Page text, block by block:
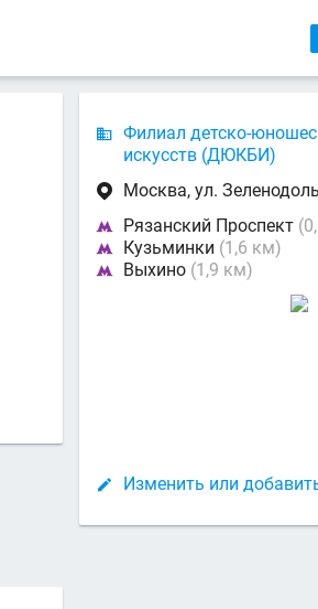

Филиал детско-
искусств (ДЮКБИ)
 Москва, ул.
 Рязанский Проспект
 Кузьминки (1,6 км)
 Выхино (1,9 км)
 Изменить или